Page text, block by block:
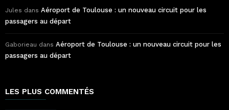
Jules dans Aéroport de Toulouse : un nouveau circuit pour les
passagers au départ
Gaborieau dans Aéroport de Toulouse : un nouveau circuit pour les
passagers au départ
LES PLUS COMMENTÉS